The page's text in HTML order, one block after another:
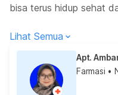
bisa terus hidup sehat
Lihat Semua
Apt.
Farmasi •